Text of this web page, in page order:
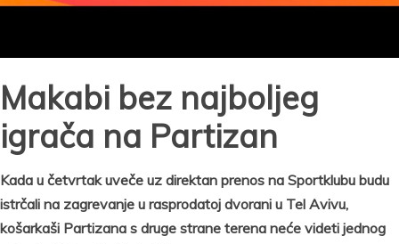
Makabi bez najboljeg
igrača na Partizan
Kada u četvrtak uveče uz direktan prenos na Sportklubu budu
istrčali na zagrevanje u rasprodatoj dvorani u Tel Avivu,
košarkaši Partizana s druge strane terena neće videti jednog